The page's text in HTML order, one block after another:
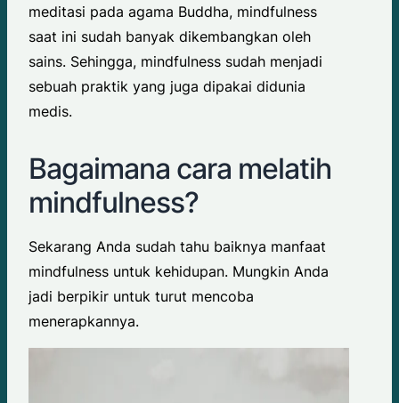
meditasi pada agama Buddha, mindfulness
saat ini sudah banyak dikembangkan oleh
sains. Sehingga, mindfulness sudah menjadi
sebuah praktik yang juga dipakai didunia
medis.
Bagaimana cara melatih
mindfulness?
Sekarang Anda sudah tahu baiknya manfaat
mindfulness untuk kehidupan. Mungkin Anda
jadi berpikir untuk turut mencoba
menerapkannya.